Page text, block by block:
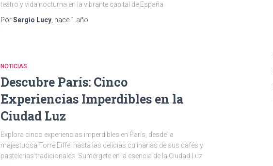
teatro y vida nocturna en la vibrante capital de España.
PorSergio Lucy , hace 1 año
NOTICIAS
Descubre París: Cinco
Experiencias Imperdibles en la
Ciudad Luz
Explora cinco experiencias imperdibles en París, desde la
majestuosa Torre Eiffel hasta las delicias culinarias de sus cafés y
pastelerías tradicionales. Sumérgete en la esencia de la Ciudad Luz.